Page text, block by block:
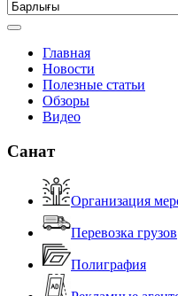
Главная
Новости
Полезные статьи
Обзоры
Видео
Санат
Организация
Перевозка грузов
Полиграфия